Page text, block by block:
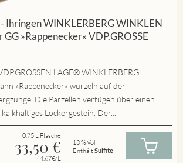
Ihringen WINKLERBERG WINKLEN
»Rappenecker« VDP.GROSSE
LAGE® WINKLERBERG
»Rappenecker« wurzeln auf der
Die Parzellen verfügen über einen
Lockergestein. Der...
0.75 L Flasche
33,50 €
44.67€/L
13 % Vol
EnthältSulfite